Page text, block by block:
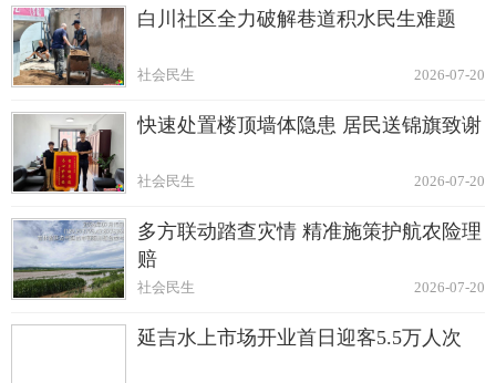
白川社区全力破解巷道积水民生难题
2026-07-20
社会民生
快速处置楼顶墙体隐患 居民送锦旗致谢
2026-07-20
社会民生
多方联动踏查灾情 精准施策护航农险理
赔
2026-07-20
社会民生
延吉水上市场开业首日迎客5.5万人次